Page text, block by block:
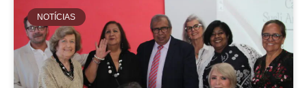
NOTÍCIAS